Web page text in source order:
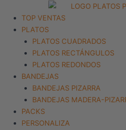
contenido
TOP VENTAS
PLATOS
PLATOS CUADRADOS
PLATOS RECTÁNGULOS
PLATOS REDONDOS
BANDEJAS
BANDEJAS PIZARRA
BANDEJAS MADERA-
PACKS
PERSONALIZA
Menu